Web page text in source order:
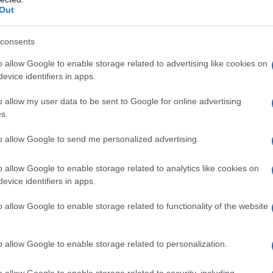
allow Google to enable storage related to advertising like cookies on
identifiers in apps.
allow my user data to be sent to Google for online advertising
allow Google to send me personalized advertising.
allow Google to enable storage related to analytics like cookies on
identifiers in apps.
allow Google to enable storage related to functionality of the website
allow Google to enable storage related to personalization.
zastavo in grb
osnovnihšpanskih besed. Dogodek pa so še dodatno
hrane.